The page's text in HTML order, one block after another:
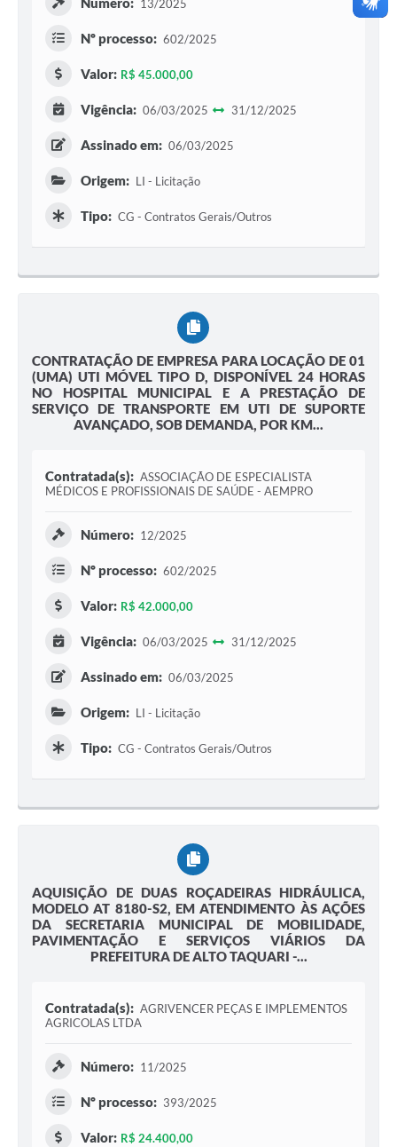
13/2025
Nº processo: 602/2025
Valor: R$ 45.000,00
Vigência: 06/03/2025 31/12/2025
Assinado em: 06/03/2025
Origem: LI - Licitação
Tipo: CG - Contratos Gerais/Outros
CONTRATAÇÃO DE EMPRESA PARA LOCAÇÃO DE 01
(UMA) UTI MÓVEL TIPO D, DISPONÍVEL 24 HORAS
NO HOSPITAL MUNICIPAL E A PRESTAÇÃO DE
SERVIÇO DE TRANSPORTE EM UTI DE SUPORTE
AVANÇADO, SOB DEMANDA, POR KM...
Contratada(s): ASSOCIAÇÃO DE ESPECIALISTA
MÉDICOS E PROFISSIONAIS DE SAÚDE - AEMPRO
Número: 12/2025
Nº processo: 602/2025
Valor: R$ 42.000,00
Vigência: 06/03/2025 31/12/2025
Assinado em: 06/03/2025
Origem: LI - Licitação
Tipo: CG - Contratos Gerais/Outros
AQUISIÇÃO DE DUAS ROÇADEIRAS HIDRÁULICA,
MODELO AT 8180-S2, EM ATENDIMENTO ÀS AÇÕES
DA SECRETARIA MUNICIPAL DE MOBILIDADE,
PAVIMENTAÇÃO E SERVIÇOS VIÁRIOS DA
PREFEITURA DE ALTO TAQUARI -...
Contratada(s): AGRIVENCER PEÇAS E IMPLEMENTOS
AGRICOLAS LTDA
Número: 11/2025
Nº processo: 393/2025
Valor: R$ 24.400,00